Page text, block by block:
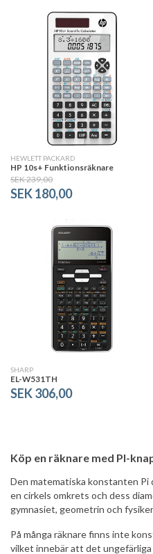
HEWLETT PACKARD
HP 10s+ Funktionsräknare
SEK 239,00
SEK 180,00
SHARP
EL-W531TH
SEK 306,00
Köp en räknare med PI-
Den matematiska konstanten Pi
en cirkels omkrets och dess
gymnasiet, geometrin och
På många räknare finns inte
vilket innebär att det